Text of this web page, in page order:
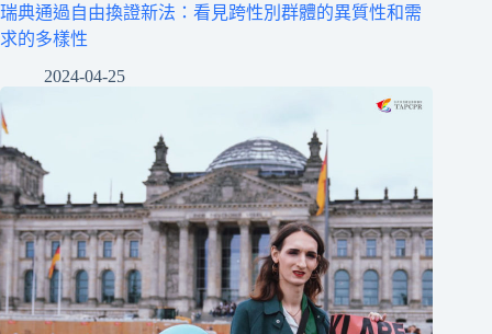
瑞典通過自由換證新法：看見跨性別群體的異質性和需
求的多樣性
2024-04-25